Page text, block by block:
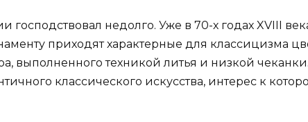
господствовал недолго. Уже в 70-х годах XVIII
приходят характерные для классицизма
выполненного техникой литья и низкой
классического искусства, интерес к